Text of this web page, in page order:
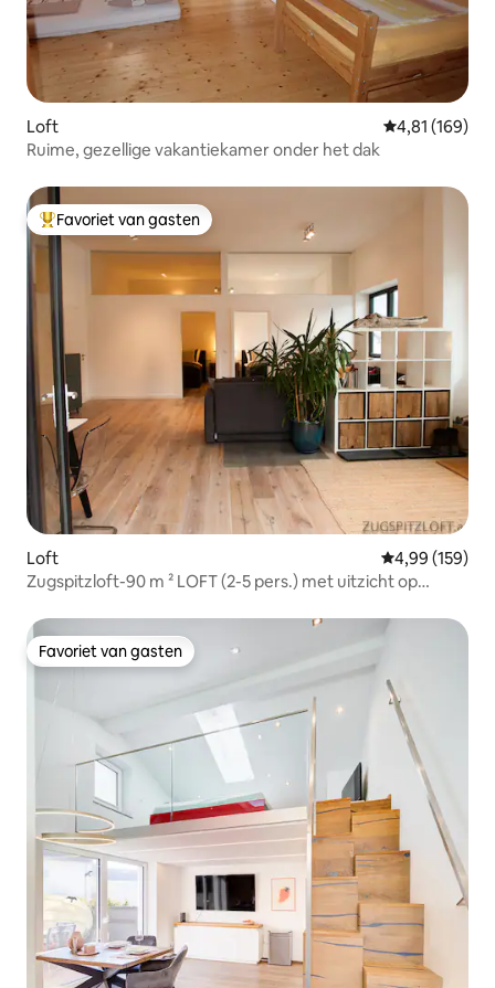
Loft Gemiddelde
4,81 (169)
Ruime, gezellige vakantiekamer onder het dak
Topfavoriet van gasten
Favoriet van gasten
Loft Gemiddelde
4,99 (159)
Zugspitzloft-90 m ² LOFT (2-5 pers.) met uitzicht op
Favoriet van gasten
Favoriet van gasten